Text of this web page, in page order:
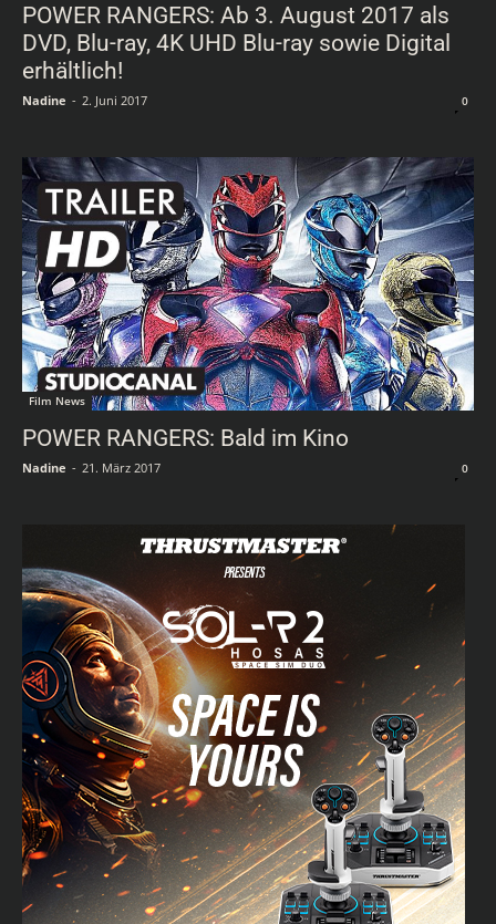
POWER RANGERS: Ab 3. August 2017 als
DVD, Blu-ray, 4K UHD Blu-ray sowie Digital
erhältlich!
Nadine - 2. Juni 2017 0
Film News
POWER RANGERS: Bald im Kino
Nadine - 21. März 2017 0